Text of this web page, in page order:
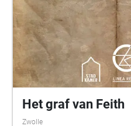
Het graf van Feith
Zwolle